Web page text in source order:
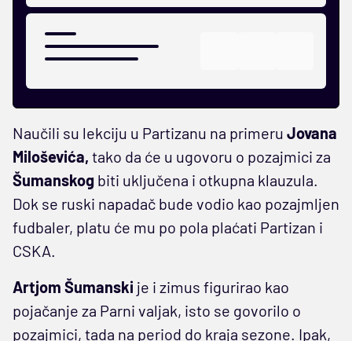
Naučili su lekciju u Partizanu na primeru Jovana
Miloševića, tako da će u ugovoru o pozajmici za
Šumanskog biti uključena i otkupna klauzula.
Dok se ruski napadač bude vodio kao pozajmljen
fudbaler, platu će mu po pola plaćati Partizan i
CSKA.
Artjom Šumanski je i zimus figurirao kao
pojačanje za Parni valjak, isto se govorilo o
pozajmici, tada na period do kraja sezone. Ipak,